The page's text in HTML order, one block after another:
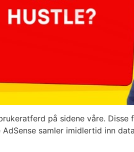
på sidene våre. Disse
samler imidlertid inn